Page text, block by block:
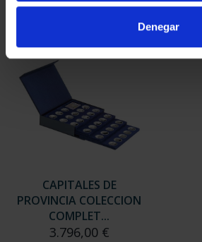
Denegar
registrados
CAPITALES DE
PROVINCIA COLECCION
COMPLET...
3.796,00 €